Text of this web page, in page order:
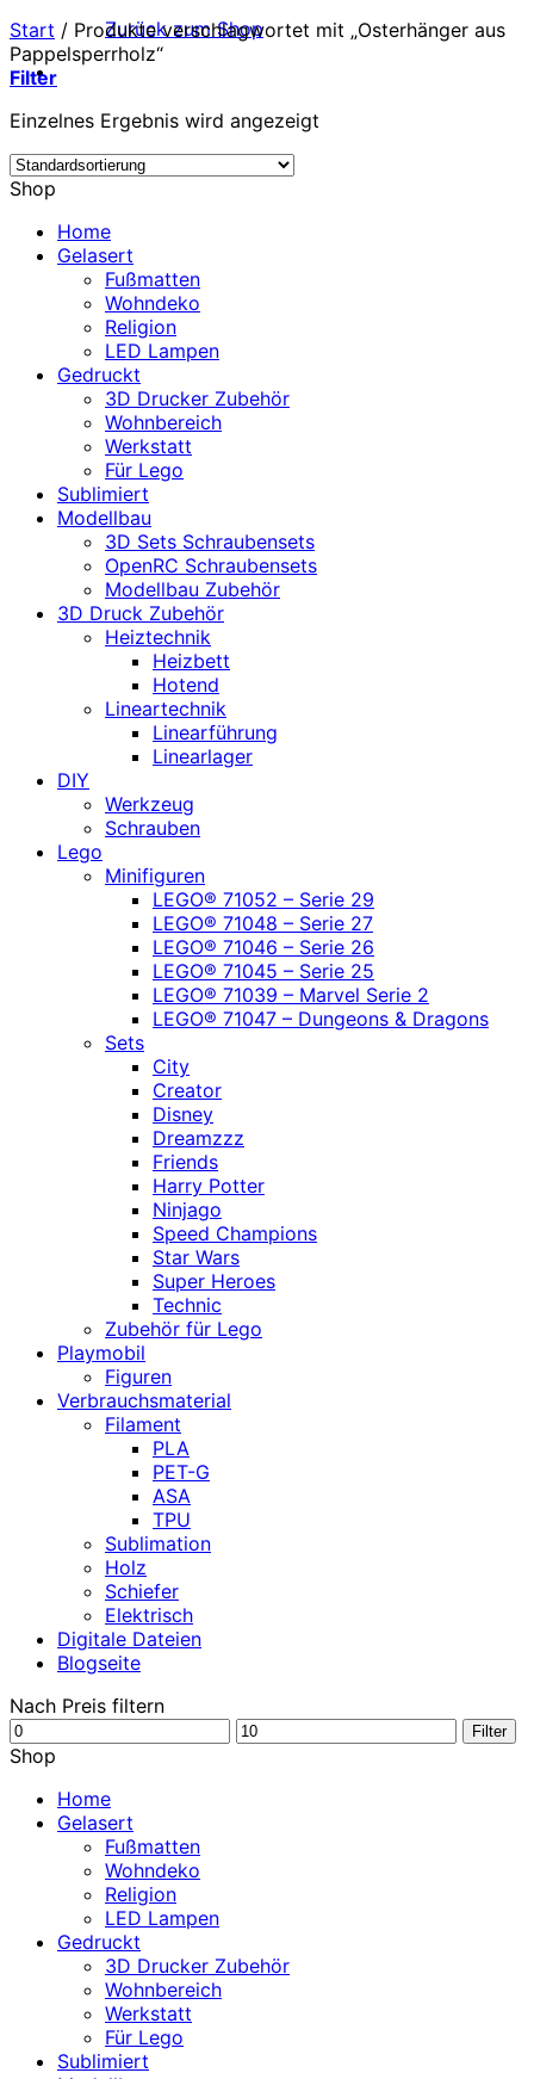
Zurück zum Shop
Start / Produkte verschlagwortet mit „Osterhänger aus
Pappelsperrholz“
Filter
Einzelnes Ergebnis wird angezeigt
Shop
Home
Gelasert
Fußmatten
Wohndeko
Religion
LED Lampen
Gedruckt
3D Drucker Zubehör
Wohnbereich
Werkstatt
Für Lego
Sublimiert
Modellbau
3D Sets Schraubensets
OpenRC Schraubensets
Modellbau Zubehör
3D Druck Zubehör
Heiztechnik
Heizbett
Hotend
Lineartechnik
Linearführung
Linearlager
DIY
Werkzeug
Schrauben
Lego
Minifiguren
LEGO® 71052 – Serie 29
LEGO® 71048 – Serie 27
LEGO® 71046 – Serie 26
LEGO® 71045 – Serie 25
LEGO® 71039 – Marvel Serie 2
LEGO® 71047 – Dungeons & Dragons
Sets
City
Creator
Disney
Dreamzzz
Friends
Harry Potter
Ninjago
Speed Champions
Star Wars
Super Heroes
Technic
Zubehör für Lego
Playmobil
Figuren
Verbrauchsmaterial
Filament
PLA
PET-G
ASA
TPU
Sublimation
Holz
Schiefer
Elektrisch
Digitale Dateien
Blogseite
Nach Preis filtern
Min.
Preis
Max.
Filter
Shop
Home
Gelasert
Fußmatten
Wohndeko
Religion
LED Lampen
Gedruckt
3D Drucker Zubehör
Wohnbereich
Werkstatt
Für Lego
Sublimiert